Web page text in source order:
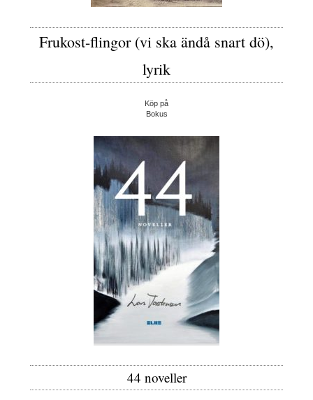
Frukost-flingor (vi ska ändå snart dö),
lyrik
Köp på
Bokus
44 noveller